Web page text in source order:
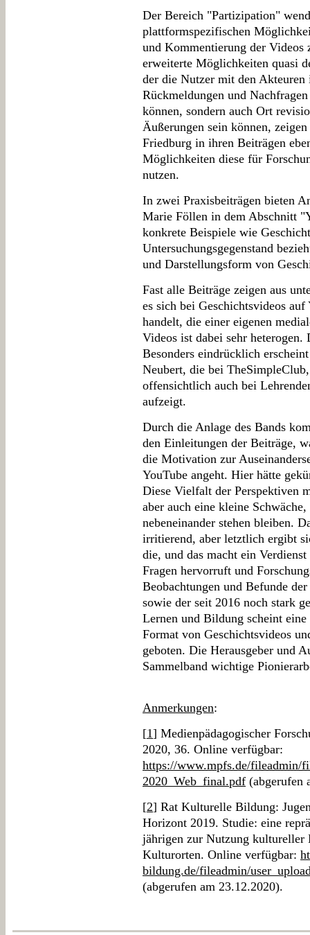
Der Bereich "Partizipation"
plattformspezifischen
und Kommentierung der Videos
erweiterte Möglichkeiten quasi
der die Nutzer mit den
Rückmeldungen und
können, sondern auch Ort
Äußerungen sein können,
Friedburg in ihren Beiträgen
Möglichkeiten diese für
nutzen.
In zwei Praxisbeiträgen bieten
Marie Föllen in dem Abschnitt
konkrete Beispiele wie
Untersuchungsgegenstand
und Darstellungsform von
Fast alle Beiträge zeigen aus
es sich bei Geschichtsvideos
handelt, die einer eigenen
Videos ist dabei sehr
Besonders eindrücklich
Neubert, die bei
offensichtlich auch bei
aufzeigt.
Durch die Anlage des Bands
den Einleitungen der Beiträge,
die Motivation zur
YouTube angeht. Hier hätte
Diese Vielfalt der Perspektiven
aber auch eine kleine
nebeneinander stehen bleiben.
irritierend, aber letztlich ergibt
die, und das macht ein
Fragen hervorruft und
Beobachtungen und Befunde
sowie der seit 2016 noch stark
Lernen und Bildung scheint
Format von Geschichtsvideos
geboten. Die Herausgeber und
Sammelband wichtige
Anmerkungen:
[1] Medienpädagogischer
2020, 36. Online verfügbar:
https://www.mpfs.de/fileadmin/
2020_Web_final.pdf (abgerufen
[2] Rat Kulturelle Bildung:
Horizont 2019. Studie: eine
jährigen zur Nutzung kultureller
Kulturorten. Online verfügbar:
bildung.de/fileadmin/
(abgerufen am 23.12.2020).